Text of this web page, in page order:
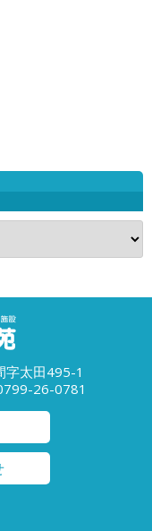
字太田495-1
26-0781